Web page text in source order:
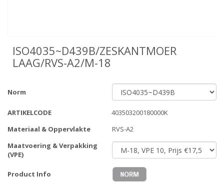
ISO4035~D439B/ZESKANTMOER
LAAG/RVS-A2/M-18
Norm
ARTIKELCODE
403503200180000K
Materiaal & Oppervlakte
RVS-A2
Maatvoering & Verpakking
(VPE)
Product Info